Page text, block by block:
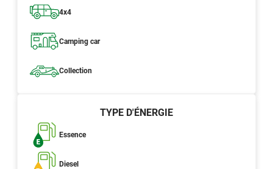
4x4
Camping car
Collection
TYPE D'ÉNERGIE
Essence
Diesel